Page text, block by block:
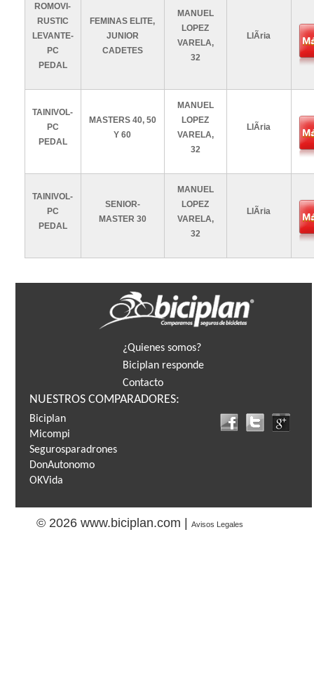
ROMOVI-
RUSTIC
LEVANTE-
PC
PEDAL
FEMINAS ELITE,
JUNIOR
CADETES
MANUEL
LOPEZ
VARELA,
32
LlÃ­ria
TAINIVOL-
PC
PEDAL
MASTERS 40, 50
Y 60
MANUEL
LOPEZ
VARELA,
32
LlÃ­ria
TAINIVOL-
PC
PEDAL
SENIOR-
MASTER 30
MANUEL
LOPEZ
VARELA,
32
LlÃ­ria
¿Quienes somos?
Biciplan responde
Contacto
NUESTROS COMPARADORES:
Biciplan
Micompi
Segurosparadrones
DonAutonomo
OKVida
© 2026 www.biciplan.com |Avisos Legales